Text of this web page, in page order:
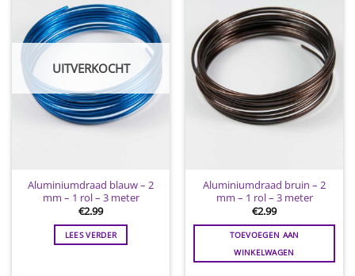
wenslijst
UITVERKOCHT
Aluminiumdraad blauw – 2
mm – 1 rol – 3 meter
€2.99
LEES VERDER
wenslijst
Aluminiumdraad bruin – 2
mm – 1 rol – 3 meter
€2.99
TOEVOEGEN AAN
WINKELWAGEN